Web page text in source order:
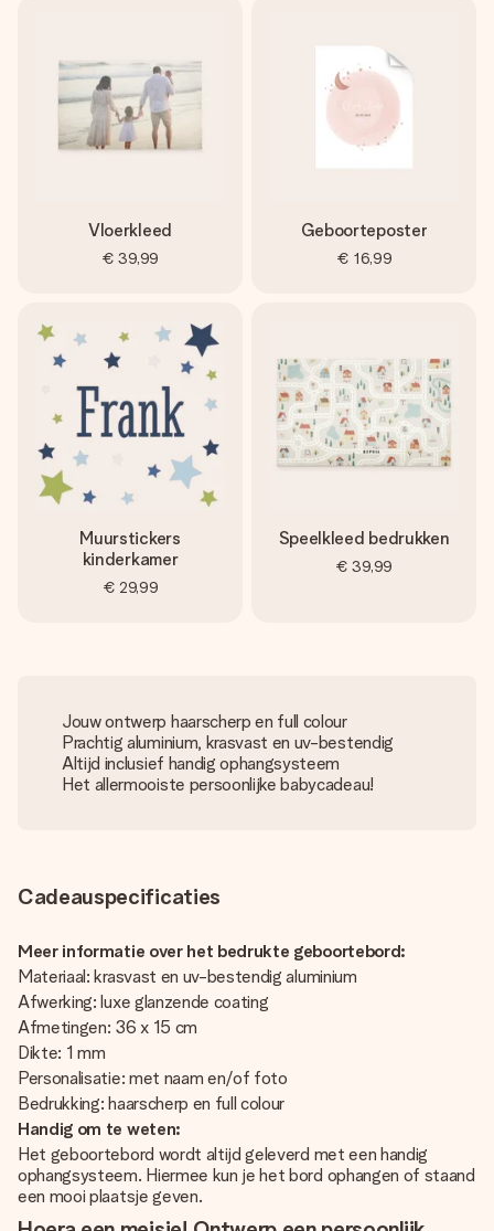
Vloerkleed
€ 39,99
Geboorteposter
€ 16,99
Muurstickers
kinderkamer
€ 29,99
Speelkleed bedrukken
€ 39,99
Jouw ontwerp haarscherp en full colour
Prachtig aluminium, krasvast en uv-bestendig
Altijd inclusief handig ophangsysteem
Het allermooiste persoonlijke babycadeau!
Cadeauspecificaties
Meer informatie over het bedrukte geboortebord:
Materiaal: krasvast en uv-bestendig aluminium
Afwerking: luxe glanzende coating
Afmetingen: 36 x 15 cm
Dikte: 1 mm
Personalisatie: met naam en/of foto
Bedrukking: haarscherp en full colour
Handig om te weten:
Het geboortebord wordt altijd geleverd met een handig
ophangsysteem. Hiermee kun je het bord ophangen of staand
een mooi plaatsje geven.